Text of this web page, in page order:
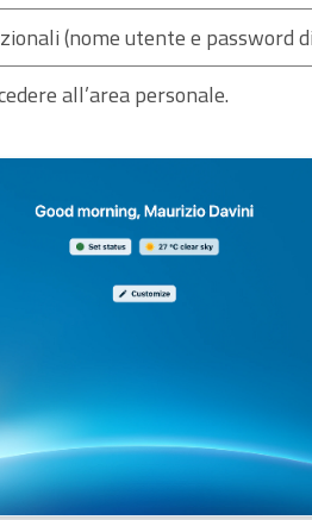
(nome utente e password
all’area personale.